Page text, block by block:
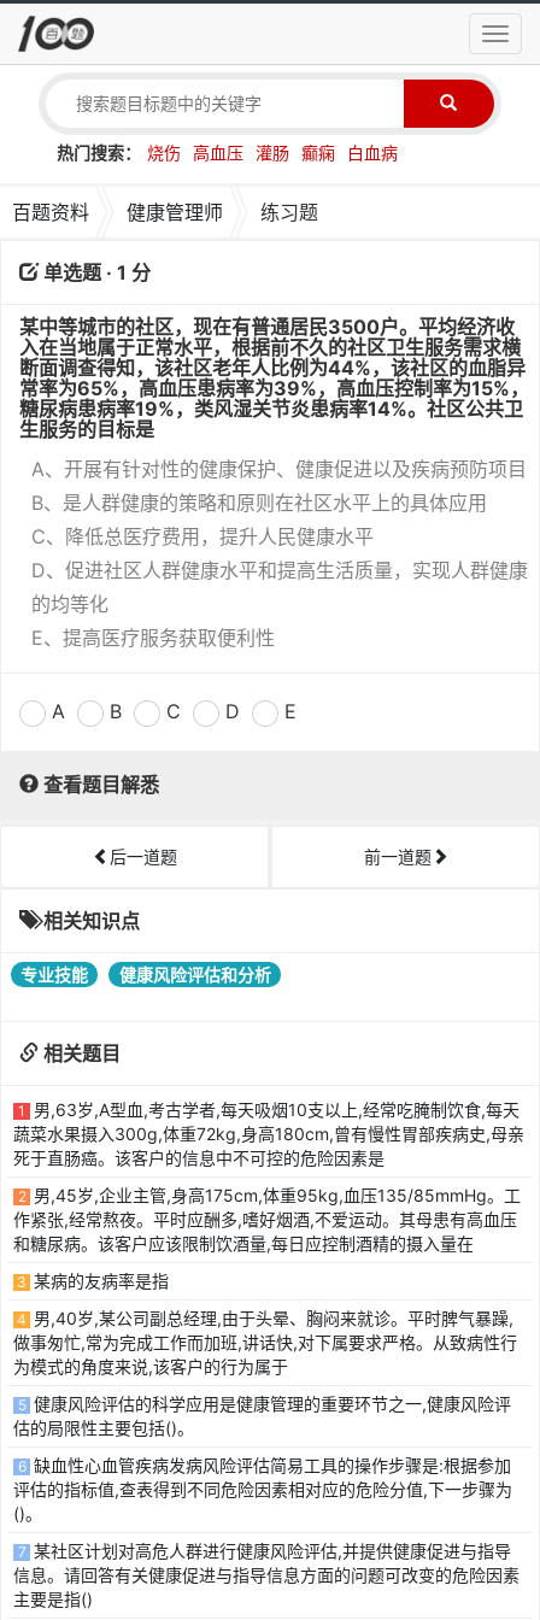
导
航
热门搜索： 烧伤 高血压 灌肠 癫痫 白血病
百题资料 健康管理师 练习题
单选题 · 1 分
某中等城市的社区，现在有普通居民3500户。平均经济收
入在当地属于正常水平，根据前不久的社区卫生服务需求横
断面调查得知，该社区老年人比例为44%，该社区的血脂异
常率为65%，高血压患病率为39%，高血压控制率为15%，
糖尿病患病率19%，类风湿关节炎患病率14%。社区公共卫
生服务的目标是
A、开展有针对性的健康保护、健康促进以及疾病预防项目
B、是人群健康的策略和原则在社区水平上的具体应用
C、降低总医疗费用，提升人民健康水平
D、促进社区人群健康水平和提高生活质量，实现人群健康
的均等化
E、提高医疗服务获取便利性
A B C D E
查看题目解悉
后一道题 前一道题
相关知识点
专业技能 健康风险评估和分析
相关题目
1
男,63岁,A型血,考古学者,每天吸烟10支以上,经常吃腌制饮食,每天
蔬菜水果摄入300g,体重72kg,身高180cm,曾有慢性胃部疾病史,母亲
死于直肠癌。该客户的信息中不可控的危险因素是
2 男,45岁,企业主管,身高175cm,体重95kg,血压135/85mmHg。工
作紧张,经常熬夜。平时应酬多,嗜好烟酒,不爱运动。其母患有高血压
和糖尿病。该客户应该限制饮酒量,每日应控制酒精的摄入量在
3 某病的友病率是指
4 男,40岁,某公司副总经理,由于头晕、胸闷来就诊。平时脾气暴躁,
做事匆忙,常为完成工作而加班,讲话快,对下属要求严格。从致病性行
为模式的角度来说,该客户的行为属于
5 健康风险评估的科学应用是健康管理的重要环节之一,健康风险评
估的局限性主要包括()。
6 缺血性心血管疾病发病风险评估简易工具的操作步骤是:根据参加
评估的指标值,查表得到不同危险因素相对应的危险分值,下一步骤为
()。
7 某社区计划对高危人群进行健康风险评估,并提供健康促进与指导
信息。请回答有关健康促进与指导信息方面的问题可改变的危险因素
主要是指()